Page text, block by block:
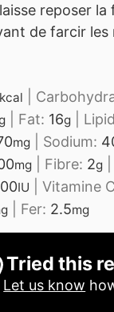
reposer
de farcir les
kcal
Fat: 16g
mg Sodium:
mg Fibre: 2g
IU Vitamine
Fer: 2.5mg
Tried this
Let us know